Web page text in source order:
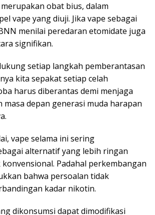
obat bius, dalam
vape yang diuji. Jika vape sebagai
menilai peredaran etomidate juga
signifikan.
setiap langkah pemberantasan
kita sepakat setiap celah
harus diberantas demi menjaga
masa depan generasi muda harapan
vape selama ini sering
alternatif yang lebih ringan
Padahal perkembangan
bahwa persoalan tidak
kadar nikotin.
dikonsumsi dapat dimodifikasi